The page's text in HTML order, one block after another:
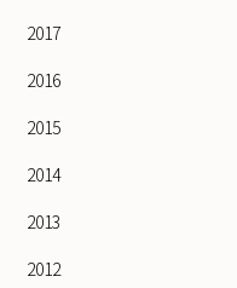
2017
2016
2015
2014
2013
2012